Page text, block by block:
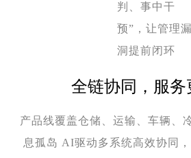
判、事中干
预”，让管理漏
洞提前闭环
全链协同，服务
产品线覆盖仓储、运输、车辆、
息孤岛 AI驱动多系统高效协同